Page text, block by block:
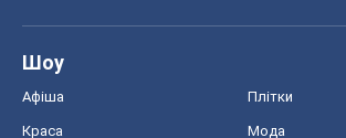
Шоу
Афіша Плітки
Краса Мода